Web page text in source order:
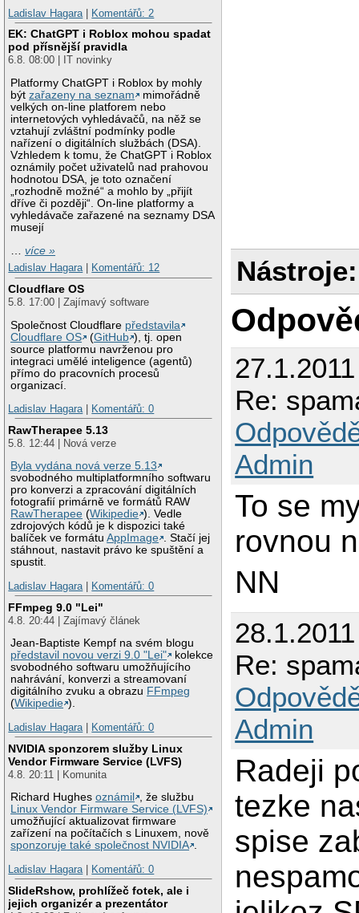
Ladislav Hagara
Komentářů: 2
EK: ChatGPT i Roblox mohou spadat
pod přísnější pravidla
6.8. 08:00 | IT novinky
Platformy ChatGPT i Roblox by mohly
býtzařazeny na seznam
mimořádně
velkých on-line platforem nebo
internetových vyhledávačů, na něž se
vztahují zvláštní podmínky podle
nařízení o digitálních službách (DSA).
Vzhledem k tomu, že ChatGPT i Roblox
oznámily počet uživatelů nad prahovou
hodnotou DSA, je toto označení
„rozhodně možné“ a mohlo by „přijít
dříve či později“. On-line platformy a
vyhledávače zařazené na seznamy DSA
musejí
…více »
Ladislav Hagara| Komentářů: 12
Cloudflare OS
5.8. 17:00 | Zajímavý software
Společnost Cloudflare představila
Cloudflare OS
(GitHub ), tj. open
source platformu navrženou pro
integraci umělé inteligence (agentů)
přímo do pracovních procesů
organizací.
Ladislav Hagara| Komentářů: 0
RawTherapee 5.13
5.8. 12:44 | Nová verze
Byla vydána nová verze 5.13
svobodného multiplatformního softwaru
pro konverzi a zpracování digitálních
fotografií primárně ve formátů RAW
RawTherapee (Wikipedie ). Vedle
zdrojových kódů je k dispozici také
balíček ve formátuAppImage . Stačí jej
stáhnout, nastavit právo ke spuštění a
spustit.
Ladislav Hagara| Komentářů: 0
FFmpeg 9.0 "Lei"
4.8. 20:44 | Zajímavý článek
Jean-Baptiste Kempf na svém blogu
představil novou verzi 9.0 "Lei"
kolekce
svobodného softwaru umožňujícího
nahrávání, konverzi a streamovaní
digitálního zvuku a obrazu FFmpeg
(Wikipedie ).
Ladislav Hagara| Komentářů: 0
NVIDIA sponzorem služby Linux
Vendor Firmware Service (LVFS)
4.8. 20:11 | Komunita
Richard Hughesoznámil
, že službu
Linux Vendor Firmware Service (LVFS)
umožňující aktualizovat firmware
zařízení na počítačích s Linuxem, nově
sponzoruje také společnost NVIDIA .
Ladislav Hagara| Komentářů: 0
SlideRshow, prohlížeč fotek, ale i
jejich organizér a prezentátor
Nástroje:
Re:
Admin
To se
rovnou
NN
Re:
Admin
Radeji
tezke
spise